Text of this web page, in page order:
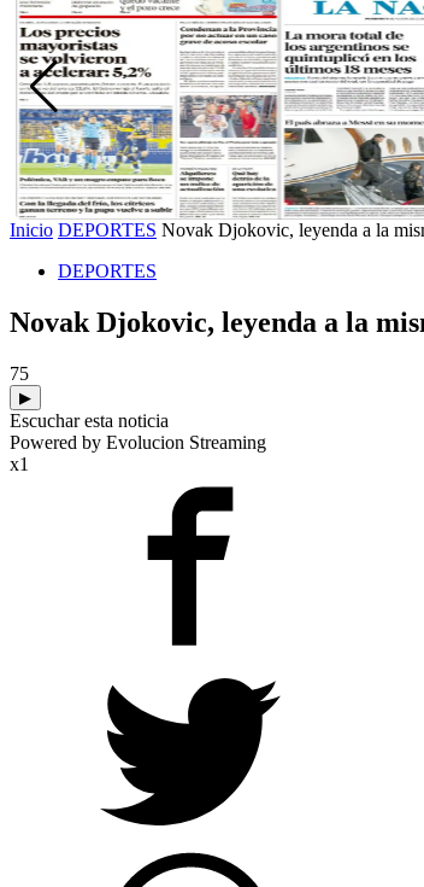
Inicio DEPORTES Novak Djokovic, leyenda a la
DEPORTES
Novak Djokovic, leyenda a la
75
▶
Escuchar esta noticia
Powered by Evolucion Streaming
x1